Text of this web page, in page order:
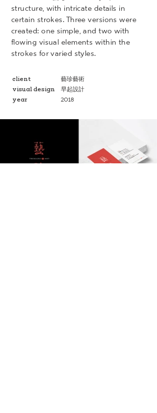
structure, with intricate details in
certain strokes. Three versions were
created: one simple, and two with
flowing visual elements within the
strokes for varied styles.
client
visual design
year
藝珍藝術
早起設計
2018